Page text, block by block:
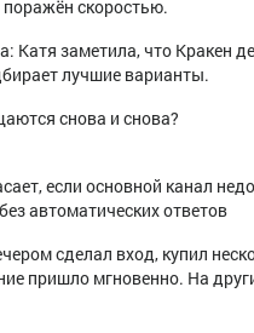
скоростью.
Катя заметила, что Кракен
лучшие варианты.
снова и снова?
если основной канал
автоматических ответов
сделал вход, купил
пришло мгновенно. На